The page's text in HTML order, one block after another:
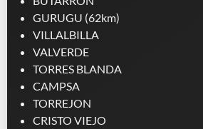
GURUGU (62km)
VILLALBILLA
VALVERDE
TORRES BLANDA
CAMPSA
TORREJON
CRISTO VIEJO